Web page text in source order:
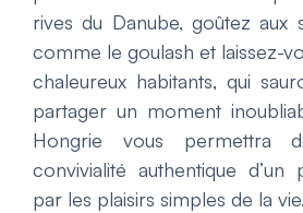
rives du Danube, goûtez aux
comme le goulash et laissez-
chaleureux habitants, qui
partager un moment
Hongrie vous permettra
convivialité authentique d’un
par les plaisirs simples de la vie.